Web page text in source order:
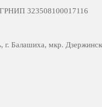
323508100017116
г. Балашиха, мкр.